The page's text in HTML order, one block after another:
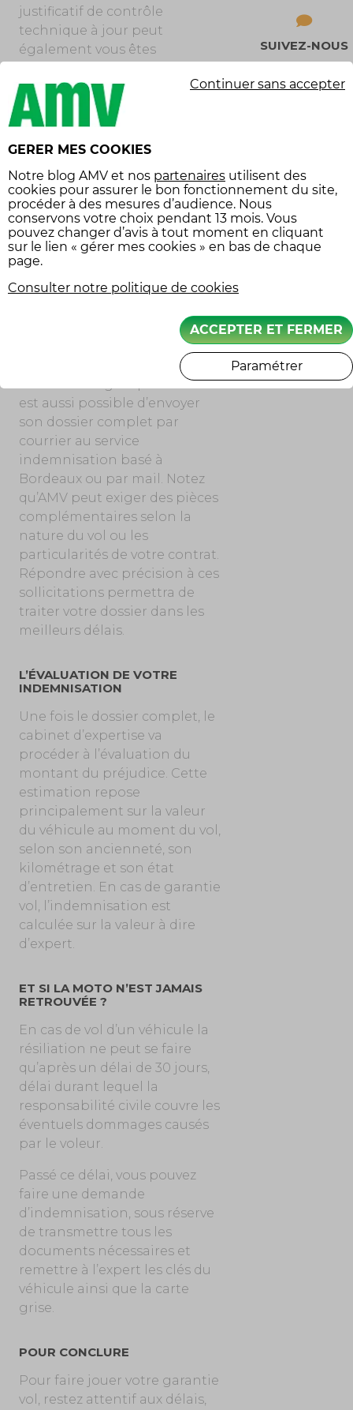
justificatif de contrôle
technique à jour peut
également vous êtes
L’usage d’un antivol
homologué influe sur le
pourquoi il vous sera
également demandé une
preuve d’achat de cet
équipement. Si votre deux-
roues était gravé, un justificatif
de gravage sera également
demandé pour abaisser la
franchise. Chez AMV, la
accélérée grâce à votre espace
client sécurisé. L’ensemble des
documents demandés peut y
être téléchargé rapidement. Il
est aussi possible d’envoyer
son dossier complet par
courrier au service
indemnisation basé à
Bordeaux ou par mail. Notez
qu’AMV peut exiger des pièces
complémentaires selon la
nature du vol ou les
particularités de votre contrat.
Répondre avec précision à ces
sollicitations permettra de
traiter votre dossier dans les
meilleurs délais.
L’ÉVALUATION DE VOTRE
INDEMNISATION
Une fois le dossier complet, le
cabinet d’expertise va
procéder à l’évaluation du
montant du préjudice. Cette
estimation repose
principalement sur la valeur
du véhicule au moment du vol,
selon son ancienneté, son
kilométrage et son état
d’entretien. En cas de garantie
vol, l’indemnisation est
calculée sur la valeur à dire
d’expert.
ET SI LA MOTO N’EST JAMAIS
RETROUVÉE ?
En cas de vol d’un véhicule la
résiliation ne peut se faire
qu’après un délai de 30 jours,
délai durant lequel la
responsabilité civile couvre les
éventuels dommages causés
par le voleur.
Passé ce délai, vous pouvez
faire une demande
d’indemnisation, sous réserve
de transmettre tous les
documents nécessaires et
remettre à l’expert les clés du
véhicule ainsi que la carte
grise.
POUR CONCLURE
Pour faire jouer votre garantie
vol, restez attentif aux délais,
SUIVEZ-NOUS
GERER MES COOKIES
Notre blog AMV et nos partenaires utilisent des
cookies pour assurer le bon fonctionnement du site,
procéder à des mesures d’audience. Nous
conservons votre choix pendant 13 mois. Vous
pouvez changer d’avis à tout moment en cliquant
sur le lien « gérer mes cookies » en bas de chaque
page.
Consulter notre politique de cookies
Continuer sans accepter
ACCEPTER ET FERMER
Paramétrer